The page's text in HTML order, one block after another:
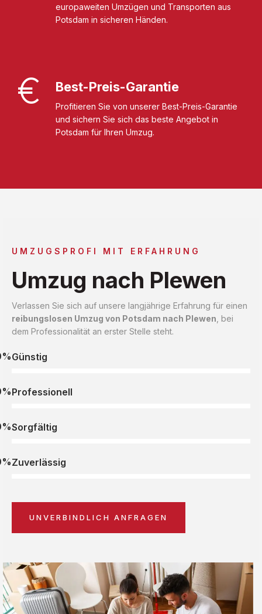
europaweiten Umzügen und Transporten aus
Potsdam in sicheren Händen.
Best-Preis-Garantie
Profitieren Sie von unserer Best-Preis-Garantie
und sichern Sie sich das beste Angebot in
Potsdam für Ihren Umzug.
UMZUGSPROFI MIT ERFAHRUNG
Umzug nach Plewen
Verlassen Sie sich auf unsere langjährige Erfahrung für einen
reibungslosen Umzug von Potsdam nach Plewen , bei
dem Professionalität an erster Stelle steht.
Günstig
Professionell
Sorgfältig
Zuverlässig
UNVERBINDLICH ANFRAGEN